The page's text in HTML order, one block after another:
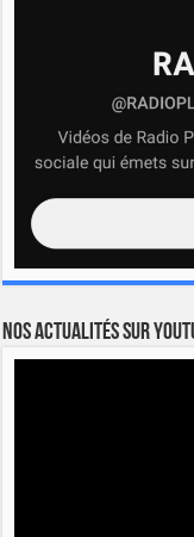
Nos actualités sur